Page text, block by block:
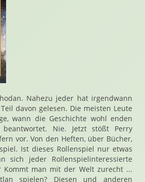
Nahezu jeder hat irgendwann
davon gelesen. Die meisten Leute
wann die Geschichte wohl enden
Nie. Jetzt stößt Perry
vor. Von den Heften, über Bücher,
Ist dieses Rollenspiel nur etwas
sich jeder Rollenspielinteressierte
Kommt man mit der Welt zurecht ...
spielen? Diesen und anderen